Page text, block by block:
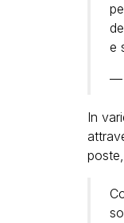
e
—
In